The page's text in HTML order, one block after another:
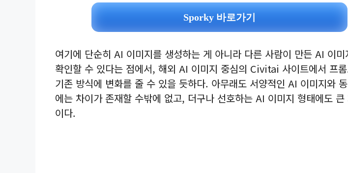
Sporky 바로가기
여기에 단순히 AI 이미지를 생성하는 게 아니라 다른 사람이 만든 AI 이
확인할 수 있다는 점에서, 해외 AI 이미지 중심의 Civitai 사이트에서 프
기존 방식에 변화를 줄 수 있을 듯하다. 아무래도 서양적인 AI 이미지와
에는 차이가 존재할 수밖에 없고, 더구나 선호하는 AI 이미지 형태에도
이다.